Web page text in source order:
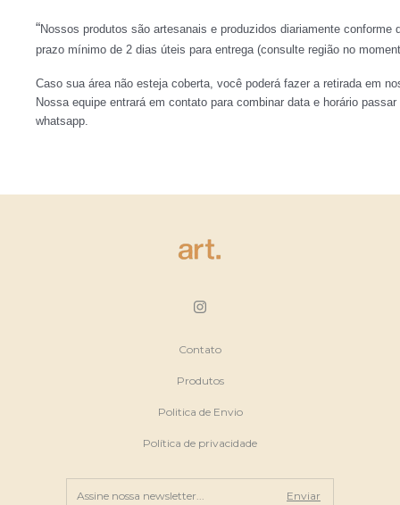
“Nossos produtos são artesanais e produzidos diariamente
prazo mínimo de 2 dias úteis para entrega (consulte região no
Caso sua área não esteja coberta, você poderá fazer a retirada em
Nossa equipe entrará em contato para combinar data e horário
whatsapp.
Contato
Produtos
Politica de Envio
Política de privacidade